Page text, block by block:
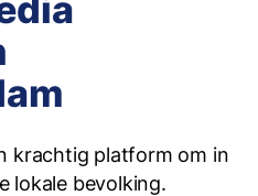
krachtig platform om in
lokale bevolking.